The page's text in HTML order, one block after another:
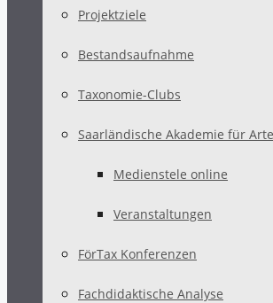
Projektziele
Bestandsaufnahme
Taxonomie-Clubs
Saarländische Akademie für
Medienstele online
Veranstaltungen
FörTax Konferenzen
Fachdidaktische Analyse